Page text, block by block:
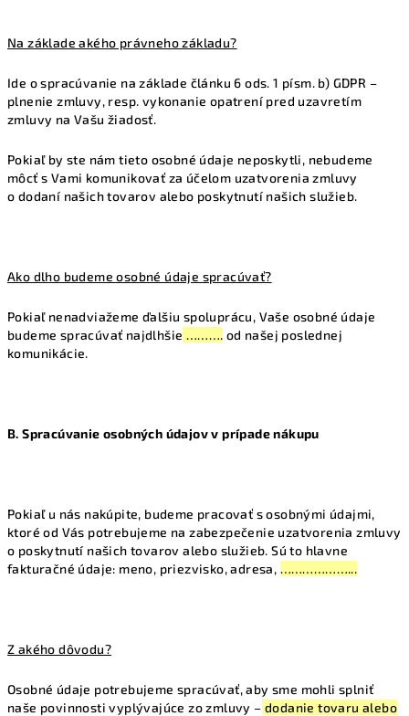
Na základe akého právneho základu?
Ide o spracúvanie na základe článku 6 ods. 1 písm. b) GDPR –
plnenie zmluvy, resp. vykonanie opatrení pred uzavretím
zmluvy na Vašu žiadosť.
Pokiaľ by ste nám tieto osobné údaje neposkytli, nebudeme
môcť s Vami komunikovať za účelom uzatvorenia zmluvy
o dodaní našich tovarov alebo poskytnutí našich služieb.
Ako dlho budeme osobné údaje spracúvať?
Pokiaľ nenadviažeme ďalšiu spoluprácu, Vaše osobné údaje
budeme spracúvať najdlhšie ………. od našej poslednej
komunikácie.
B. Spracúvanie osobných údajov v prípade nákupu
Pokiaľ u nás nakúpite, budeme pracovať s osobnými údajmi,
ktoré od Vás potrebujeme na zabezpečenie uzatvorenia zmluvy
o poskytnutí našich tovarov alebo služieb. Sú to hlavne
fakturačné údaje: meno, priezvisko, adresa, ………………...
Z akého dôvodu?
Osobné údaje potrebujeme spracúvať, aby sme mohli splniť
naše povinnosti vyplývajúce zo zmluvy – dodanie tovaru alebo